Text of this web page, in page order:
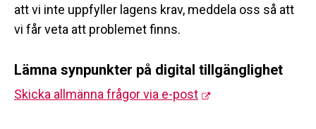
att vi inte uppfyller lagens krav, meddela oss så att
vi får veta att problemet finns.
Lämna synpunkter på digital tillgänglighet
Skicka allmänna frågor via e-post